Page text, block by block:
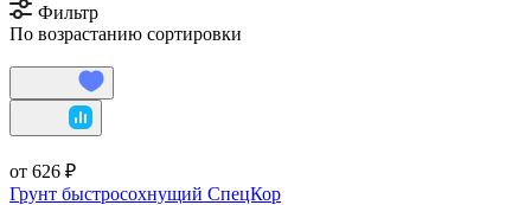
Фильтр
По возрастанию сортировки
от 626 ₽
Грунт быстросохнущий СпецКор